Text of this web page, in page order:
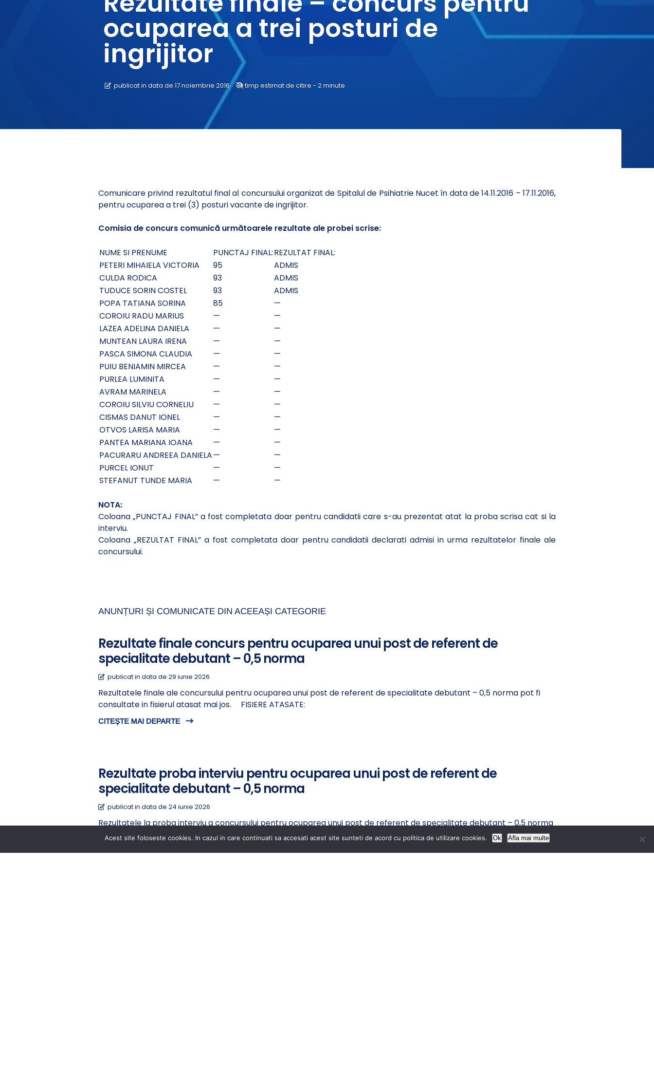
ocuparea a trei posturi de
ingrijitor
publicat in data de 17 noiembrie 2016 timp estimat de citire - 2 minute
Comunicare privind rezultatul final al concursului organizat de Spitalul de Psihiatrie Nucet în data de 14.11.2016 – 17.11.2016,
pentru ocuparea a trei (3) posturi vacante de ingrijitor.
Comisia de concurs comunică următoarele rezultate ale probei scrise:
NUME SI PRENUME PUNCTAJ FINAL:REZULTAT FINAL:
PETERI MIHAIELA VICTORIA
95
ADMIS
CULDA RODICA
93
ADMIS
TUDUCE SORIN COSTEL
93
ADMIS
POPA TATIANA SORINA
85
—
COROIU RADU MARIUS
—
—
LAZEA ADELINA DANIELA
—
—
MUNTEAN LAURA IRENA
—
—
PASCA SIMONA CLAUDIA
—
—
PUIU BENIAMIN MIRCEA
—
—
PURLEA LUMINITA
—
—
AVRAM MARINELA
—
—
COROIU SILVIU CORNELIU
—
—
CISMAS DANUT IONEL
—
—
OTVOS LARISA MARIA
—
—
PANTEA MARIANA IOANA
—
—
PACURARU ANDREEA DANIELA—
—
PURCEL IONUT
—
—
STEFANUT TUNDE MARIA
— —
NOTA:
Coloana „PUNCTAJ FINAL” a fost completata doar pentru candidatii care s-au prezentat atat la proba scrisa cat si la
interviu.
Coloana „REZULTAT FINAL” a fost completata doar pentru candidatii declarati admisi in urma rezultatelor finale ale
concursului.
ANUNȚURI ȘI COMUNICATE DIN ACEEAȘI CATEGORIE
Rezultate finale concurs pentru ocuparea unui post de referent de
specialitate debutant – 0,5 norma
publicat in data de 29 iunie 2026
Rezultatele finale ale concursului pentru ocuparea unui post de referent de specialitate debutant – 0,5 norma pot fi
consultate in fisierul atasat mai jos. FISIERE ATASATE:
CITEȘTE MAI DEPARTE
Rezultate proba interviu pentru ocuparea unui post de referent de
specialitate debutant – 0,5 norma
publicat in data de 24 iunie 2026
Rezultatele la proba interviu a concursului pentru ocuparea unui post de referent de specialitate debutant – 0,5 norma
pot fi consultate in fisierul atasat mai jos. FISIERE ATASATE:
CITEȘTE MAI DEPARTE
Acest site foloseste cookies. In cazul in care continuati sa accesati acest site sunteti de acord cu politica de utilizare cookies. Ok Afla mai multe